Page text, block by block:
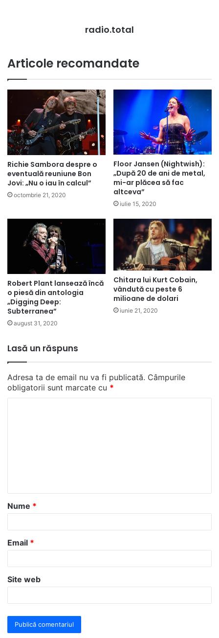
radio.total
Articole recomandate
Richie Sambora despre o
eventuală reuniune Bon
Jovi: „Nu o iau în calcul”
octombrie 21, 2020
Floor Jansen (Nightwish):
„După 20 de ani de metal,
mi-ar plăcea să fac
altceva”
iulie 15, 2020
Robert Plant lansează încă
o piesă din antologia
„Digging Deep:
Subterranea”
august 31, 2020
Chitara lui Kurt Cobain,
vândută cu peste 6
milioane de dolari
iunie 21, 2020
Lasă un răspuns
Adresa ta de email nu va fi publicată. Câmpurile
obligatorii sunt marcate cu *
a
r
*
Nume *
Email *
Site web